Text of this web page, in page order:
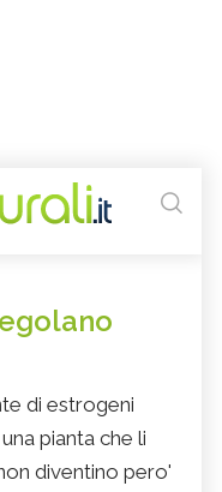
di estrogeni
pianta che li
diventino pero'